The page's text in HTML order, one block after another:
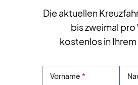
Die aktuellen
bis zweimal
kostenlos in
Vorname